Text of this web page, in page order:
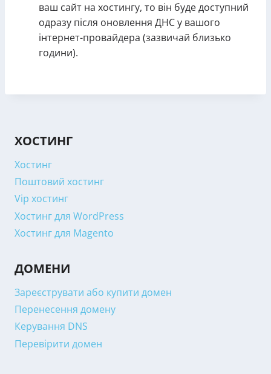
ваш сайт на хостингу, то він буде доступний
одразу після оновлення ДНС у вашого
інтернет-провайдера (зазвичай близько
години).
ХОСТИНГ
Хостинг
Поштовий хостинг
Vip хостинг
Хостинг для WordPress
Хостинг для Magento
ДОМЕНИ
Зареєструвати або купити домен
Перенесення домену
Керування DNS
Перевірити домен